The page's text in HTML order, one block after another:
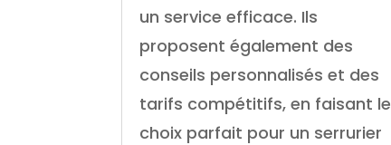
un service efficace. Ils
proposent également des
conseils personnalisés et des
tarifs compétitifs, en faisant le
choix parfait pour un serrurier